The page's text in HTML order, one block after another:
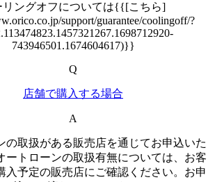
リングオフについては{{[こちら]
support/guarantee/coolingoff/?
743946501.1674604617)}}
Q
店舗で購入する場合
A
の取扱がある販売店を通じてお申込いた
ートローンの取扱有無については、お客
入予定の販売店にご確認ください。お申